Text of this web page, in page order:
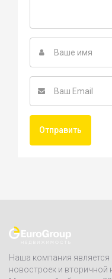
Наша компания
новостроек и